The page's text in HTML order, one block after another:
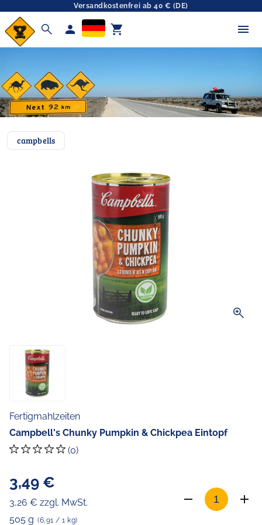
Versandkostenfrei ab 40 € (DE)
search person shopping_cart
campbells
zoom_in
Fertigmahlzeiten
Campbell's Chunky Pumpkin & Chickpea Eintopf
(0)
3,49 €
3,26 € zzgl. MwSt.
505 g (6,91 / 1 kg)